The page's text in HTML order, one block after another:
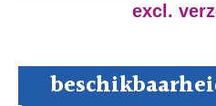
excl.